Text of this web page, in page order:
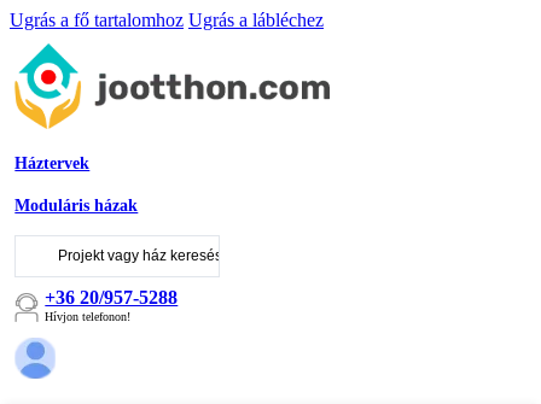
Ugrás a fő tartalomhoz Ugrás a lábléchez
Háztervek
Moduláris házak
+36 20/957-5288
Hívjon telefonon!